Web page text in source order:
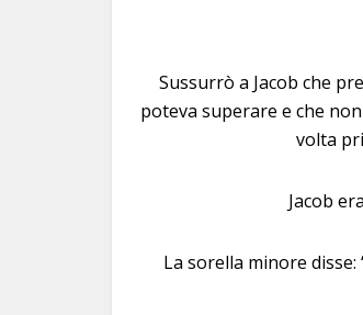
Sussurrò a Jacob che
poteva superare e che
volta
Jacob
La sorella minore